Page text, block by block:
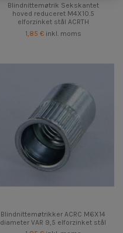
Blindnittemøtrik Sekskantet
hoved reduceret M4X10.5
elforzinket stål ACRTH
1,85 € inkl. moms
Blindnittemøtrikker ACRC M6X14
diameter VAR 9,5 elforzinket stål